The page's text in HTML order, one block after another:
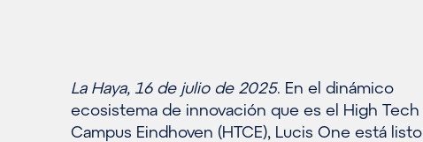
La Haya, 16 de julio de 2025. En el dinámico
ecosistema de innovación que es el High Tech
Campus Eindhoven (HTCE), Lucis One está listo